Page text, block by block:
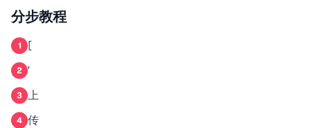
分步教程
1 [
2 '
3 上
4 传